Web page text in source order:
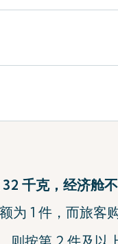
千克，经济舱
为 1 件，而旅客